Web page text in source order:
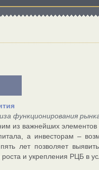
функционирования
из важнейших
а инвесторам –
лет позволяет
и укрепления РЦБ в